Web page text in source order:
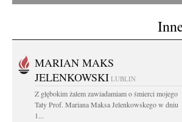
MARIAN MAKS
JELENKOWSKI LUBLIN
Z głębokim żalem zawiadamiam o śmierci mojego
Taty Prof. Mariana Maksa Jelenkowskego w dniu
1...